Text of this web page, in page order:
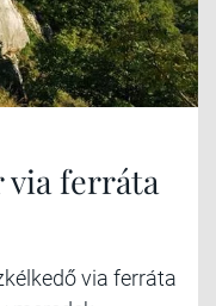
via ferráta
via ferráta